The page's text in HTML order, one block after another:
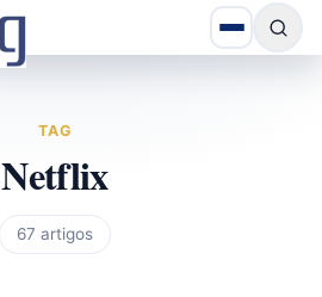
TAG
Netflix
67 artigos